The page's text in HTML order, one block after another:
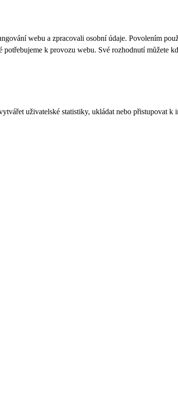
webu a zpracovali osobní údaje. Povolením
k provozu webu. Své rozhodnutí můžete
uživatelské statistiky, ukládat nebo přistupovat k